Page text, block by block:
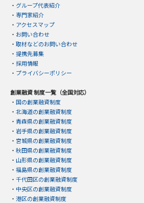
・ グループ代表紹介
・ 専門家紹介
・ アクセスマップ
・ お問い合わせ
・ 取材などのお問い合わせ
・ 提携先募集
・ 採用情報
・ プライバシーポリシー
創業融資 制度一覧（全国対応）
・ 国の創業融資制度
・ 北海道の創業融資制度
・ 青森県の創業融資制度
・ 岩手県の創業融資制度
・ 宮城県の創業融資制度
・ 秋田県の創業融資制度
・ 山形県の創業融資制度
・ 福島県の創業融資制度
・ 千代田区の創業融資制度
・ 中央区の創業融資制度
・ 港区の創業融資制度